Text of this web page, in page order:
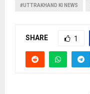
#UTTRAKHAND KI NEWS
SHARE 1